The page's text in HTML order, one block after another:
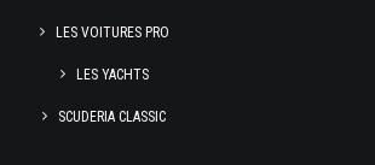
LES VOITURES PRO
LES YACHTS
SCUDERIA CLASSIC